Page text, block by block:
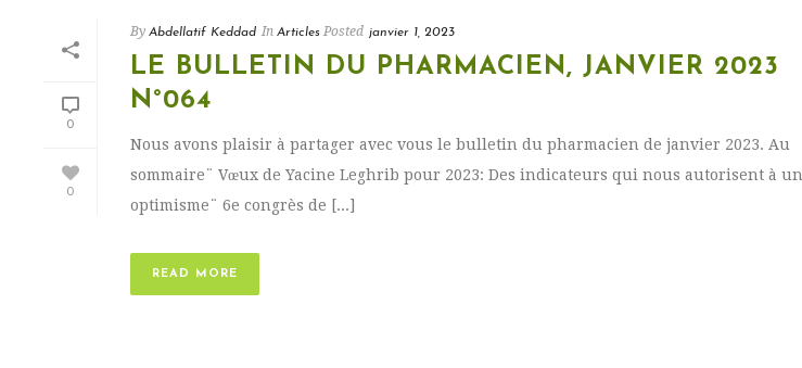
0
0
By Abdellatif Keddad In Articles Posted janvier 1, 2023
LE BULLETIN DU PHARMACIEN, JANVIER 2023
N°064
Nous avons plaisir à partager avec vous le bulletin du pharmacien de janvier 2023. Au
sommaire¨ Vœux de Yacine Leghrib pour 2023: Des indicateurs qui nous autorisent à un
optimisme¨ 6e congrès de [...]
READ MORE